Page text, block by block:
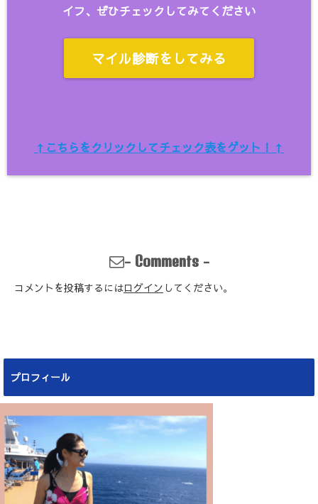
イフ、ぜひチェックしてみてください
マイル診断をしてみる
↑こちらをクリックしてチェック表をゲット！↑
- Comments-
コメントを投稿するにはログイン してください。
プロフィール